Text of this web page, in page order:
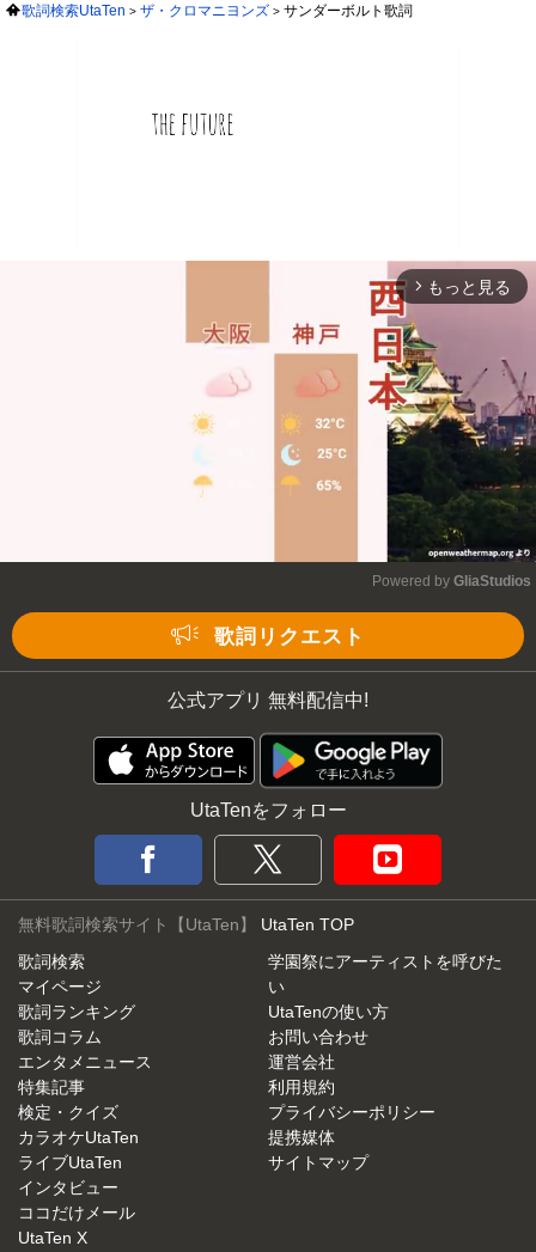
歌詞検索UtaTen ザ・クロマニヨンズ サンダーボルト歌詞
arrow_forward_ios もっと見る
Powered by GliaStudios
歌詞リクエスト
公式アプリ 無料配信中!
UtaTenをフォロー
無料歌詞検索サイト【UtaTen】 UtaTen TOP
歌詞検索
マイページ
歌詞ランキング
歌詞コラム
エンタメニュース
特集記事
検定・クイズ
カラオケUtaTen
ライブUtaTen
インタビュー
ココだけメール
UtaTen X
学園祭にアーティストを呼びた
い
UtaTenの使い方
お問い合わせ
運営会社
利用規約
プライバシーポリシー
提携媒体
サイトマップ